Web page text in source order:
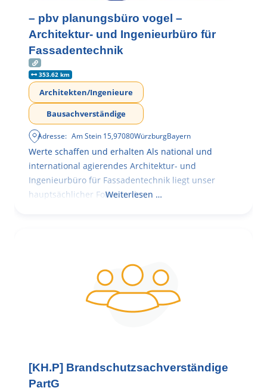
– pbv planungsbüro vogel –
Architektur- und Ingenieurbüro für
Fassadentechnik
353.62 km
Architekten/Ingenieure
Bausachverständige
Adresse: Am Stein 15,97080WürzburgBayern
Werte schaffen und erhalten Als national und
international agierendes Architektur- und
Ingenieurbüro für Fassadentechnik liegt unser
hauptsächlicher Fokus in der
Weiterlesen …
[KH.P] Brandschutzsachverständige
PartG